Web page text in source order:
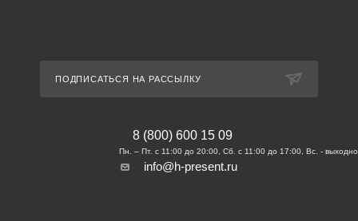
ПОДПИСАТЬСЯ НА РАССЫЛКУ
8 (800) 600 15 09
info@h-present.ru